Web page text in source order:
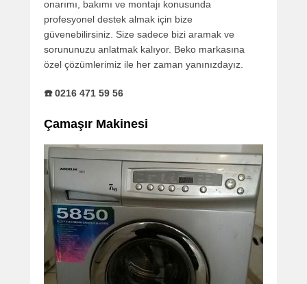
onarımı, bakımı ve montajı konusunda
profesyonel destek almak için bize
güvenebilirsiniz. Size sadece bizi aramak ve
sorununuzu anlatmak kalıyor. Beko markasına
özel çözümlerimiz ile her zaman yanınızdayız.
☎️ 0216 471 59 56
Çamaşır Makinesi